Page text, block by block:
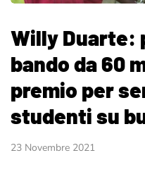
Willy Duarte:
bando da 60
premio per
studenti su
23 Novembre 2021